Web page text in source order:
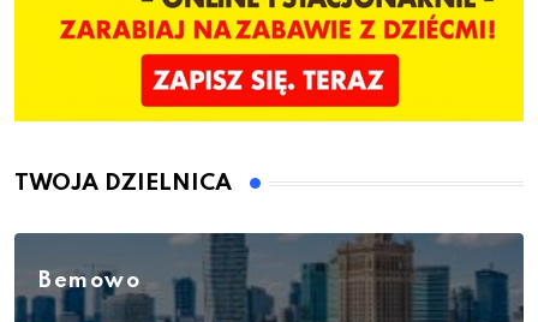
TWOJA DZIELNICA
Bemowo